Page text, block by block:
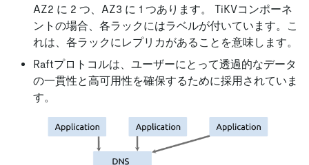
AZ2 に 2 つ、AZ3 に 1 つあります。 TiKVコンポーネ
ントの場合、各ラックにはラベルが付いています。こ
れは、各ラックにレプリカがあることを意味します。
Raftプロトコルは、ユーザーにとって透過的なデータ
の一貫性と高可用性を確保するために採用されていま
す。